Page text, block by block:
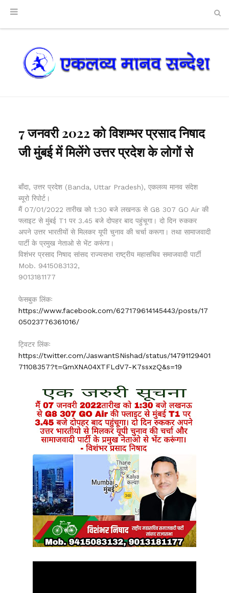
7 जनवरी 2022 को विशम्भर प्रसाद निषाद
जी मुंबई में मिलेंगे उत्तर प्रदेश के लोगों से
बाँदा, उत्तर प्रदेश (Banda, Uttar Pradesh), एकलव्य मानव संदेश
ब्यूरो रिपोर्ट।
मैं 07/01/2022 तारीख को 1:30 बजे लखनऊ से G8 307 GO Air की
फ्लाइट से मुंबई T1 पर 3.45 बजे दोपहर बाद पहुंचूगा। दो दिन रुककर
अपने उत्तर भारतीयों से मिलकर यूपी चुनाव की चर्चा करूगा। तथा सामाजवादी
पार्टी के प्रमुख नेताओ से भेंट करूंगा।
विशंभर प्रसाद निषाद सांसद राज्यसभा राष्ट्रीय महासचिव समाजवादी पार्टी
Mob. 9415083132,
9013181177
फेसबुक लिंकः
https://www.facebook.com/627179614145443/posts/17
05023776361016/
ट्विटर लिंकः
https://twitter.com/JaswantSNishad/status/14791129401
71108357?t=GmXNA04XTFLdV7-K7ssxzQ&s=19